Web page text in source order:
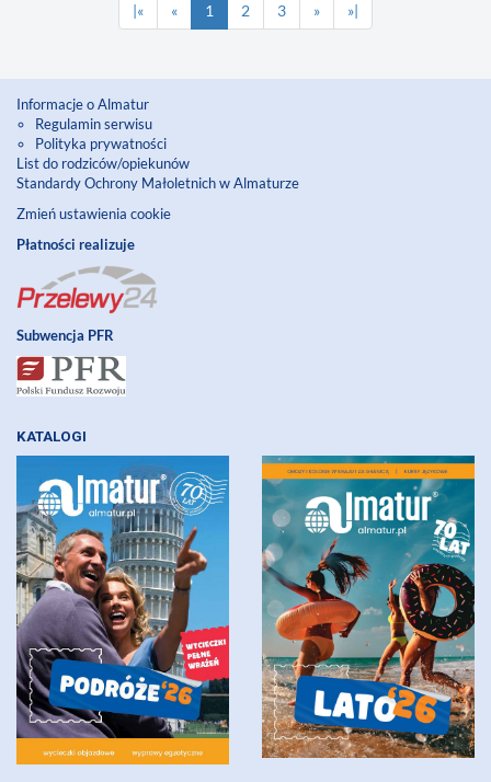
|« « 1 2 3 » »|
Informacje o Almatur
Regulamin serwisu
Polityka prywatności
List do rodziców/opiekunów
Standardy Ochrony Małoletnich w Almaturze
Zmień ustawienia cookie
Płatności realizuje
Subwencja PFR
KATALOGI